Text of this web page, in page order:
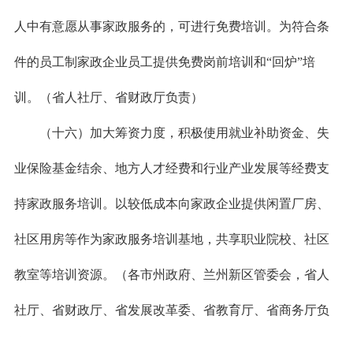
人中有意愿从事家政服务的，可进行免费培训。为符合条
件的员工制家政企业员工提供免费岗前培训和“回炉”培
训。（省人社厅、省财政厅负责）
（十六）加大筹资力度，积极使用就业补助资金、失
业保险基金结余、地方人才经费和行业产业发展等经费支
持家政服务培训。以较低成本向家政企业提供闲置厂房、
社区用房等作为家政服务培训基地，共享职业院校、社区
教室等培训资源。（各市州政府、兰州新区管委会，省人
社厅、省财政厅、省发展改革委、省教育厅、省商务厅负